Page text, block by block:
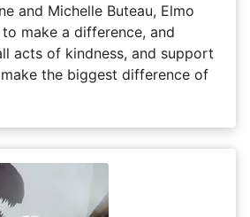
and Michelle Buteau, Elmo
make a difference, and
acts of kindness, and support
the biggest difference of